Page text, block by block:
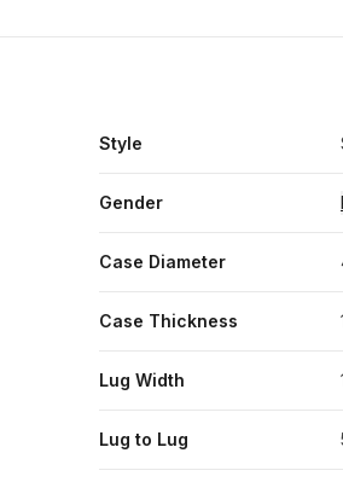
Style
Gender
Case Diameter
Case Thickness
Lug Width
Lug to Lug